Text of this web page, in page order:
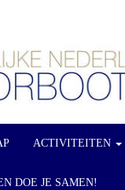
ACTIVITEITEN
DOE JE SAMEN!